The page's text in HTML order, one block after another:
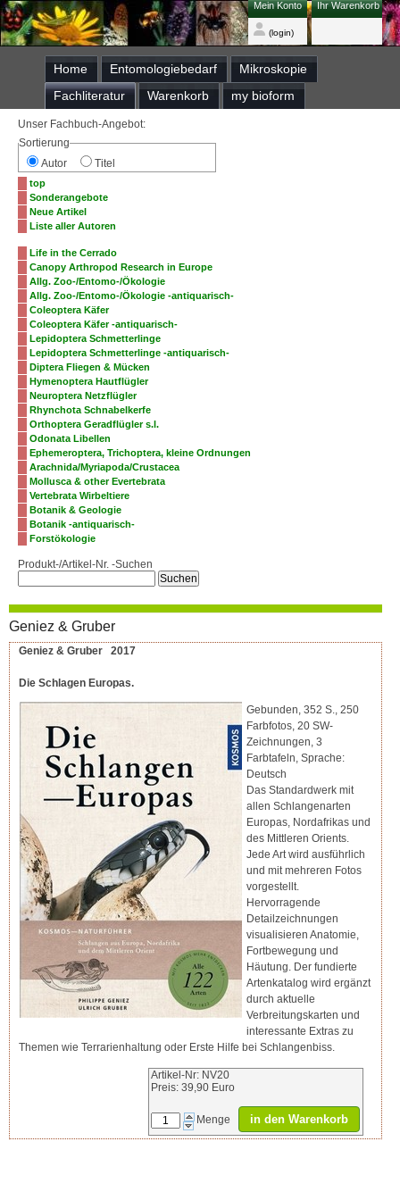
Ihr Warenkorb
Mein Konto
(login)
Home Entomologiebedarf
Mikroskopie
Fachliteratur
Warenkorb my bioform
Unser Fachbuch-Angebot:
Sortierung
Autor
Titel
top
Sonderangebote
Neue Artikel
Liste aller Autoren
Life in the Cerrado
Canopy Arthropod Research in Europe
Allg. Zoo-/Entomo-/Ökologie
Allg. Zoo-/Entomo-/Ökologie -antiquarisch-
Coleoptera Käfer
Coleoptera Käfer -antiquarisch-
Lepidoptera Schmetterlinge
Lepidoptera Schmetterlinge -antiquarisch-
Diptera Fliegen & Mücken
Hymenoptera Hautflügler
Neuroptera Netzflügler
Rhynchota Schnabelkerfe
Orthoptera Geradflügler s.l.
Odonata Libellen
Ephemeroptera, Trichoptera, kleine Ordnungen
Arachnida/Myriapoda/Crustacea
Mollusca & other Evertebrata
Vertebrata Wirbeltiere
Botanik & Geologie
Botanik -antiquarisch-
Forstökologie
Produkt-/Artikel-Nr. -Suchen
Geniez & Gruber
Geniez & Gruber 2017
Die Schlagen Europas.
Gebunden, 352 S., 250
Farbfotos, 20 SW-
Zeichnungen, 3
Farbtafeln, Sprache:
Deutsch
Das Standardwerk mit
allen Schlangenarten
Europas, Nordafrikas und
des Mittleren Orients.
Jede Art wird ausführlich
und mit mehreren Fotos
vorgestellt.
Hervorragende
Detailzeichnungen
visualisieren Anatomie,
Fortbewegung und
Häutung. Der fundierte
Artenkatalog wird ergänzt
durch aktuelle
Verbreitungskarten und
interessante Extras zu
Themen wie Terrarienhaltung oder Erste Hilfe bei Schlangenbiss.
Artikel-Nr: NV20
Preis: 39,90 Euro
Menge in den Warenkorb